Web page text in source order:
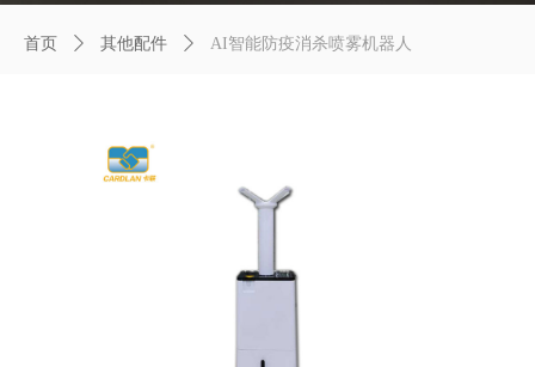
首页 ꄲ 其他配件 ꄲ AI智能防疫消杀喷雾机器人